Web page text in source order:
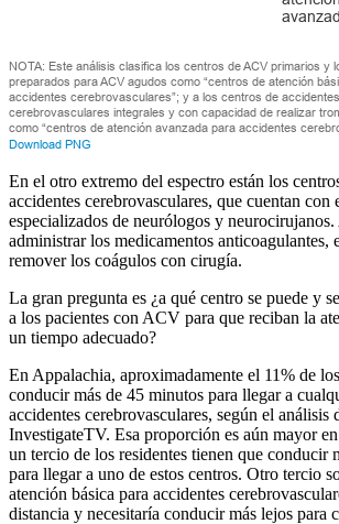
En el otro extremo del espectro están los
accidentes cerebrovasculares, que cuentan con
especializados de neurólogos y neurocirujanos.
administrar los medicamentos anticoagulantes,
remover los coágulos con cirugía.
La gran pregunta es ¿a qué centro se puede y
a los pacientes con ACV para que reciban la
un tiempo adecuado?
En Appalachia, aproximadamente el 11% de
conducir más de 45 minutos para llegar a
accidentes cerebrovasculares, según el
InvestigateTV. Esa proporción es aún mayor
un tercio de los residentes tienen que conducir
para llegar a uno de estos centros. Otro tercio
atención básica para accidentes
distancia y necesitaría conducir más lejos para